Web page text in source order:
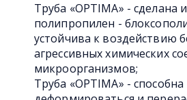
Труба «OPTIMA» - сделана
полипропилен -
устойчива к воздействию
агрессивных химических
микроорганизмов;
Труба «OPTIMA» -